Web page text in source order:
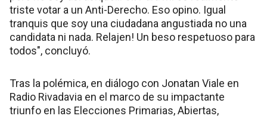
triste votar a un Anti-Derecho. Eso opino. Igual
tranquis que soy una ciudadana angustiada no una
candidata ni nada. Relajen! Un beso respetuoso para
todos", concluyó.
Tras la polémica, en diálogo con Jonatan Viale en
Radio Rivadavia en el marco de su impactante
triunfo en las Elecciones Primarias, Abiertas,